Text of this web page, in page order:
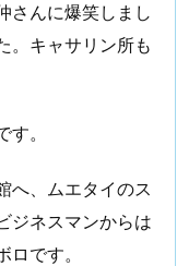
さんに爆笑しまし
。キャサリン所も
。
へ、ムエタイのス
ジネスマンからは
です。